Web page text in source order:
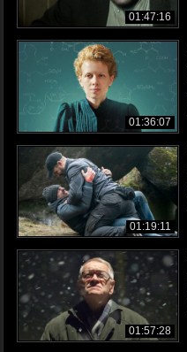
01:47:16
01:36:07
01:19:11
01:57:28